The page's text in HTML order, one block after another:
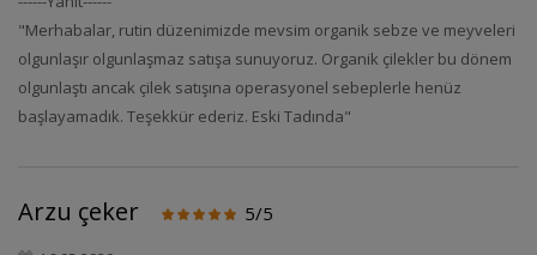
"Merhabalar, rutin düzenimizde mevsim organik sebze ve meyveleri
olgunlaşır olgunlaşmaz satışa sunuyoruz. Organik çilekler bu dönem
olgunlaştı ancak çilek satışına operasyonel sebeplerle henüz
başlayamadık. Teşekkür ederiz. Eski Tadında"
Arzu çeker 5/5